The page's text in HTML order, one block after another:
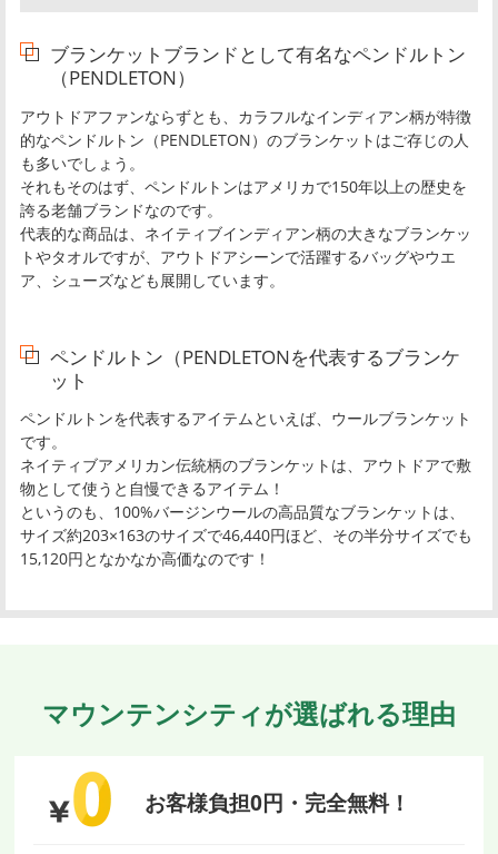
ブランケットブランドとして有名なペンドルトン
（PENDLETON）
アウトドアファンならずとも、カラフルなインディアン柄が特徴
的なペンドルトン（PENDLETON）のブランケットはご存じの人
も多いでしょう。
それもそのはず、ペンドルトンはアメリカで150年以上の歴史を
誇る老舗ブランドなのです。
代表的な商品は、ネイティブインディアン柄の大きなブランケッ
トやタオルですが、アウトドアシーンで活躍するバッグやウエ
ア、シューズなども展開しています。
ペンドルトン（PENDLETONを代表するブランケ
ット
ペンドルトンを代表するアイテムといえば、ウールブランケット
です。
ネイティブアメリカン伝統柄のブランケットは、アウトドアで敷
物として使うと自慢できるアイテム！
というのも、100%バージンウールの高品質なブランケットは、
サイズ約203×163のサイズで46,440円ほど、その半分サイズでも
15,120円となかなか高価なのです！
マウンテンシティが選ばれる理由
お客様負担0円・ 完全無料！